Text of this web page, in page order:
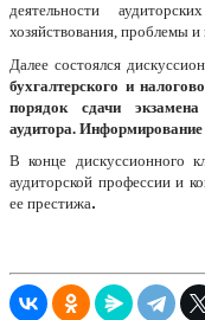
деятельности
хозяйствования, проблемы
Далее состоялся
бухгалтерского и
порядок сдачи
аудитора.
В конце дискуссионного
аудиторской профессии и
ее престижа.